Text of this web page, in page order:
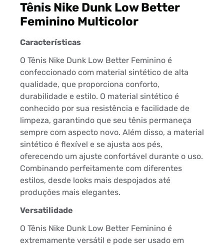
Tênis Nike Dunk Low Better
Feminino Multicolor
Características
O Tênis Nike Dunk Low Better Feminino é
confeccionado com material sintético de alta
qualidade, que proporciona conforto,
durabilidade e estilo. O material sintético é
conhecido por sua resistência e facilidade de
limpeza, garantindo que seu tênis permaneça
sempre com aspecto novo. Além disso, a material
sintético é flexível e se ajusta aos pés,
oferecendo um ajuste confortável durante o uso.
Combinando perfeitamente com diferentes
estilos, desde looks mais despojados até
produções mais elegantes.
Versatilidade
O Tênis Nike Dunk Low Better Feminino é
extremamente versátil e pode ser usado em